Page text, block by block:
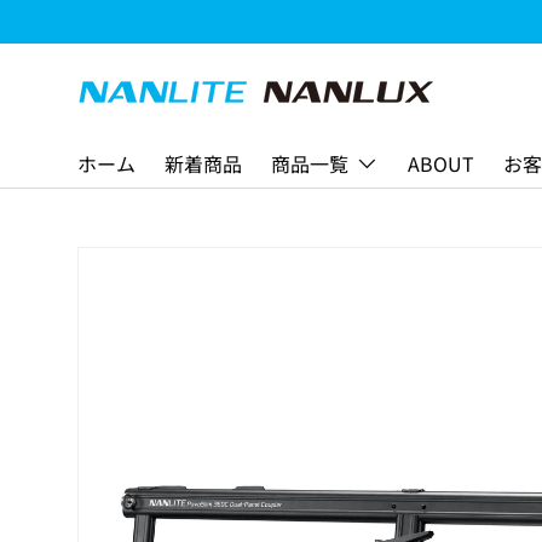
コンテンツへスキップ
ホーム 新着商品 商品一覧 ABOUT お